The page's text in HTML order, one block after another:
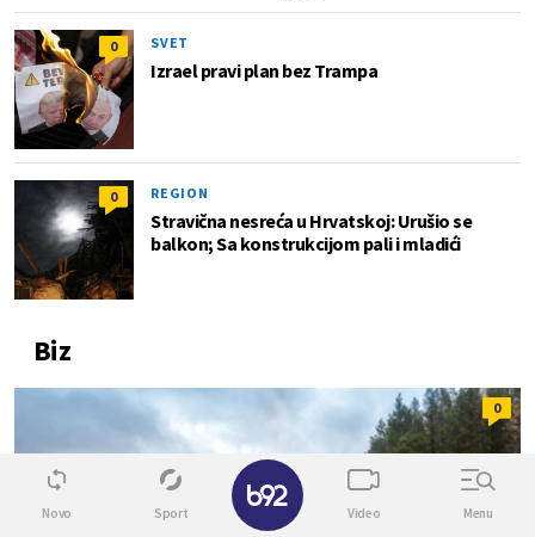
0 SVET
Izrael pravi plan bez Trampa
0 REGION
Stravična nesreća u Hrvatskoj: Urušio se
balkon; Sa konstrukcijom pali i mladići
Biz
0
Novo Sport Video Menu
✕